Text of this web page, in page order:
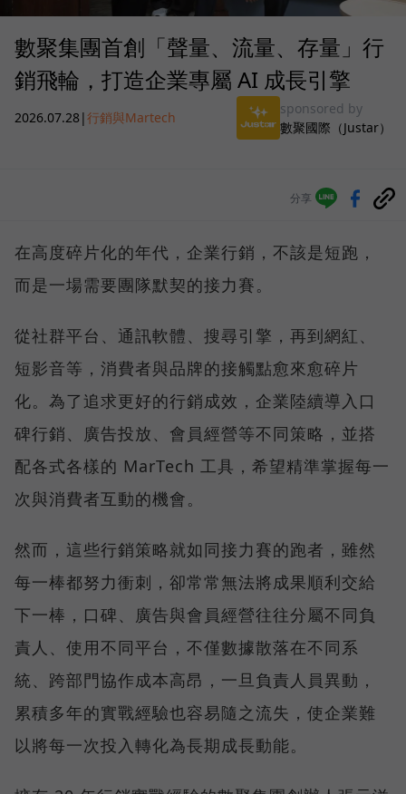
數聚集團首創「聲量、流量、存量」行
銷飛輪，打造企業專屬 AI 成長引擎
2026.07.28|行銷與Martech
sponsored by
數聚國際（Justar）
分享
在高度碎片化的年代，企業行銷，不該是短跑，
而是一場需要團隊默契的接力賽。
從社群平台、通訊軟體、搜尋引擎，再到網紅、
短影音等，消費者與品牌的接觸點愈來愈碎片
化。為了追求更好的行銷成效，企業陸續導入口
碑行銷、廣告投放、會員經營等不同策略，並搭
配各式各樣的 MarTech 工具，希望精準掌握每一
次與消費者互動的機會。
然而，這些行銷策略就如同接力賽的跑者，雖然
每一棒都努力衝刺，卻常常無法將成果順利交給
下一棒，口碑、廣告與會員經營往往分屬不同負
責人、使用不同平台，不僅數據散落在不同系
統、跨部門協作成本高昂，一旦負責人員異動，
累積多年的實戰經驗也容易隨之流失，使企業難
以將每一次投入轉化為長期成長動能。